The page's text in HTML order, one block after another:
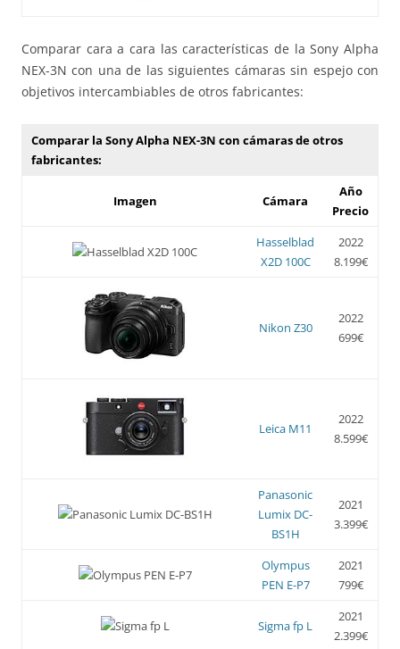
Comparar cara a cara las características de la Sony Alpha
NEX-3N con una de las siguientes cámaras sin espejo con
objetivos intercambiables de otros fabricantes:
Comparar la Sony Alpha NEX-3N con cámaras de otros
fabricantes:
Imagen Cámara
Año
Precio
Hasselblad
X2D 100C
2022
8.199€
Nikon Z30
2022
699€
Leica M11
2022
8.599€
Panasonic
Lumix DC-
BS1H
2021
3.399€
Olympus
PEN E-P7
2021
799€
Sigma fp L
2021
2.399€